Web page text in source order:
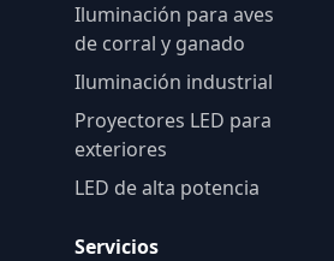
Iluminación para aves
de corral y ganado
Iluminación industrial
Proyectores LED para
exteriores
LED de alta potencia
Servicios